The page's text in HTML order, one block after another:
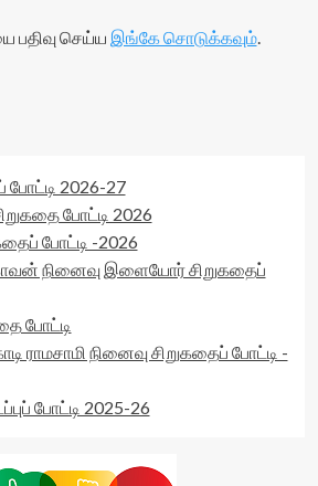
பதிவு செய்ய இங்கே சொடுக்கவும்.
போட்டி 2026-27
போட்டி 2026
போட்டி -2026
நினைவு இளையோர் சிறுகதைப்
போட்டி
ராமசாமி நினைவு சிறுகதைப் போட்டி -
போட்டி 2025-26